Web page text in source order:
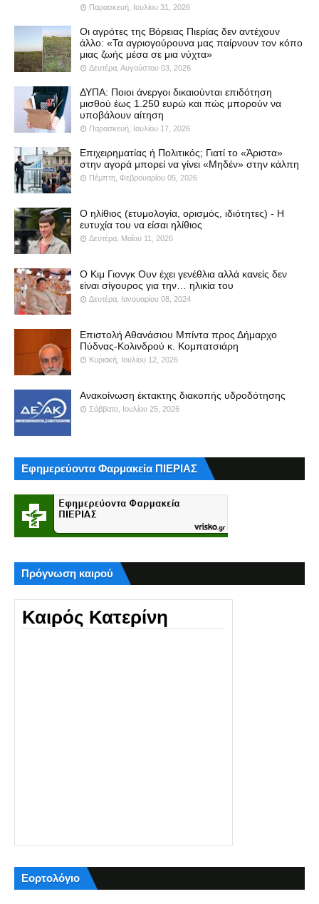
Παρασκευή, Ιουλίου 31, 2026
Οι αγρότες της Βόρειας Πιερίας δεν αντέχουν
άλλο: «Τα αγριογούρουνα μας παίρνουν τον κόπο
μιας ζωής μέσα σε μια νύχτα»
Δευτέρα, Αυγούστου 03, 2026
ΔΥΠΑ: Ποιοι άνεργοι δικαιούνται επιδότηση
μισθού έως 1.250 ευρώ και πώς μπορούν να
υποβάλουν αίτηση
Παρασκευή, Ιουλίου 17, 2026
Επιχειρηματίας ή Πολιτικός; Γιατί το «Άριστα»
στην αγορά μπορεί να γίνει «Μηδέν» στην κάλπη
Πέμπτη, Φεβρουαρίου 05, 2026
Ο ηλίθιος (ετυμολογία, ορισμός, ιδιότητες) - Η
ευτυχία του να είσαι ηλίθιος
Δευτέρα, Μαΐου 11, 2026
Ο Κιμ Γιονγκ Ουν έχει γενέθλια αλλά κανείς δεν
είναι σίγουρος για την… ηλικία του
Δευτέρα, Ιανουαρίου 08, 2024
Επιστολή Αθανάσιου Μπίντα προς Δήμαρχο
Πύδνας-Κολινδρού κ. Κομπατσιάρη
Κυριακή, Ιουλίου 12, 2026
Ανακοίνωση έκτακτης διακοπής υδροδότησης
Σάββατο, Ιουλίου 25, 2026
Εφημερεύοντα Φαρμακεία ΠΙΕΡΙΑΣ
Πρόγνωση καιρού
Καιρός Κατερίνη
Εορτολόγιο